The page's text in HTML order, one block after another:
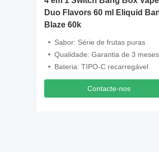
Duo Flavors 60 ml Eliquid
Blaze 60k
Sabor: Série de frutas puras
Qualidade: Garantia de 3 meses
Bateria: TIPO-C recarregável
Contacte-nos